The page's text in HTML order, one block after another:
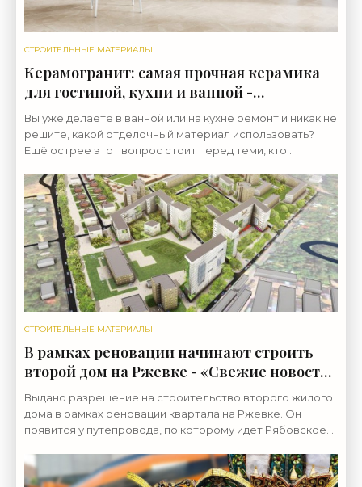
СТРОИТЕЛЬНЫЕ МАТЕРИАЛЫ
Керамогранит: самая прочная керамика
для гостиной, кухни и ванной -
«Строительные Материалы»
Вы уже делаете в ванной или на кухне ремонт и никак не
решите, какой отделочный материал использовать?
Ещё острее этот вопрос стоит перед теми, кто
СТРОИТЕЛЬНЫЕ МАТЕРИАЛЫ
В рамках реновации начинают строить
второй дом на Ржевке - «Свежие новости
строительства»
Выдано разрешение на строительство второго жилого
дома в рамках реновации квартала на Ржевке. Он
появится у путепровода, по которому идет Рябовское